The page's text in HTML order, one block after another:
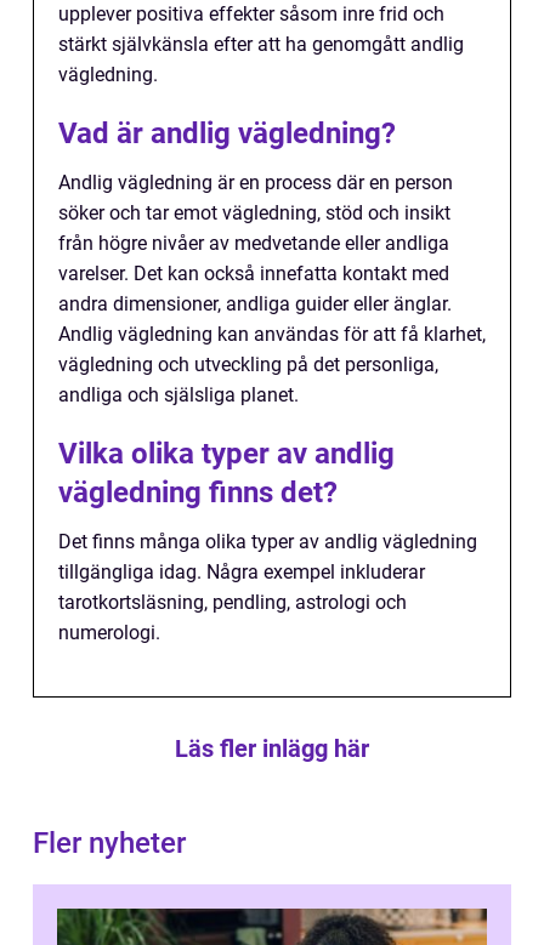
upplever positiva effekter såsom inre frid och
stärkt självkänsla efter att ha genomgått andlig
vägledning.
Vad är andlig vägledning?
Andlig vägledning är en process där en person
söker och tar emot vägledning, stöd och insikt
från högre nivåer av medvetande eller andliga
varelser. Det kan också innefatta kontakt med
andra dimensioner, andliga guider eller änglar.
Andlig vägledning kan användas för att få klarhet,
vägledning och utveckling på det personliga,
andliga och själsliga planet.
Vilka olika typer av andlig
vägledning finns det?
Det finns många olika typer av andlig vägledning
tillgängliga idag. Några exempel inkluderar
tarotkortsläsning, pendling, astrologi och
numerologi.
Läs fler inlägg här
Fler nyheter